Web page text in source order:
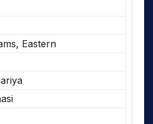
Eastern